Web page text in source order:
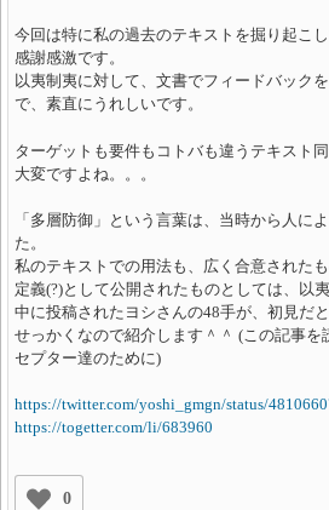
今回は特に私の過去のテキストを掘り起こ
感謝感激です。
以夷制夷に対して、文書でフィードバック
で、素直にうれしいです。
ターゲットも要件もコトバも違うテキスト
大変ですよね。。。
「多層防御」という言葉は、当時から人に
た。
私のテキストでの用法も、広く合意された
定義(?)として公開されたものとしては、以
中に投稿されたヨシさんの48手が、初見だと
せっかくなので紹介します＾＾ (この記事を
セプター達のために)
https://twitter.com/yoshi_gmgn/status/
https://togetter.com/li/683960
0